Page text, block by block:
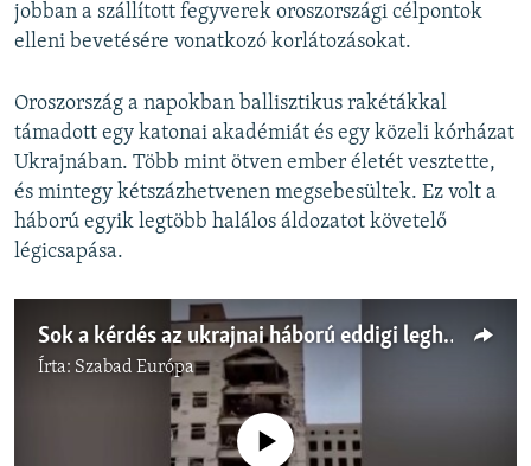
jobban a szállított fegyverek oroszországi célpontok
elleni bevetésére vonatkozó korlátozásokat.
Oroszország a napokban ballisztikus rakétákkal
támadott egy katonai akadémiát és egy közeli kórházat
Ukrajnában. Több mint ötven ember életét vesztette,
és mintegy kétszázhetvenen megsebesültek. Ez volt a
háború egyik legtöbb halálos áldozatot követelő
légicsapása.
Sok a kérdés az ukrajnai háború eddigi leghalálosabb támadása körül
Írta: Szabad Európa
Jelenleg nincs elérhető tartalom